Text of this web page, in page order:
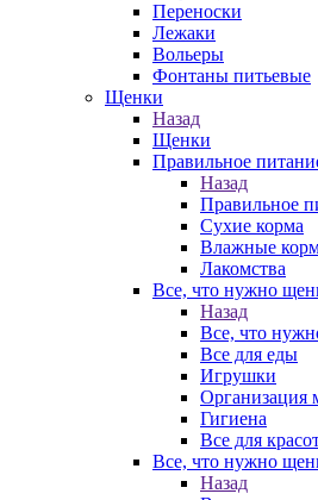
Переноски
Лежаки
Вольеры
Фонтаны питьевые
Щенки
Назад
Щенки
Правильное
Назад
Правильное
Сухие корма
Влажные
Лакомства
Все, что нужно
Назад
Все, что
Все для еды
Игрушки
Организация
Гигиена
Все для
Все, что нужно
Назад